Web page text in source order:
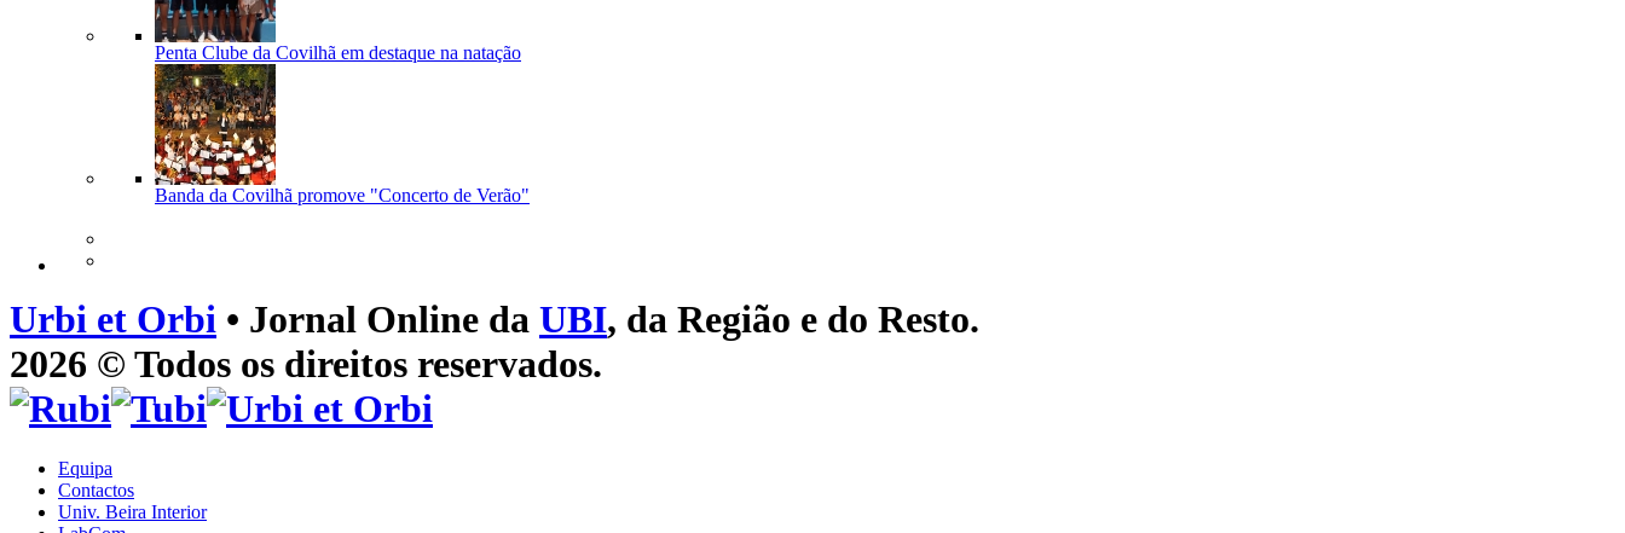
Penta Clube da Covilhã em destaque na natação
Banda da Covilhã promove "Concerto de Verão"
Urbi et Orbi • Jornal Online da UBI, da Região e do Resto.
2026 © Todos os direitos reservados.
Equipa
Contactos
Univ. Beira Interior